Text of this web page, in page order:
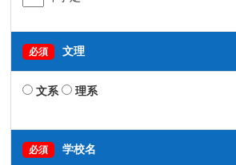
必須 文理
文系 理系
必須 学校名